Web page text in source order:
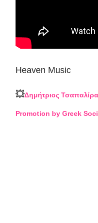
Heaven Music
💥Δημήτριος
Promotion by Greek